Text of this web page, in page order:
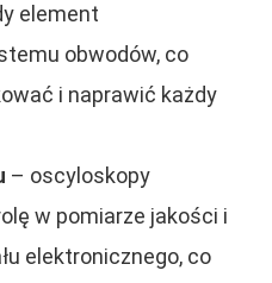
element
obwodów, co
i naprawić każdy
– oscyloskopy
w pomiarze jakości i
elektronicznego, co